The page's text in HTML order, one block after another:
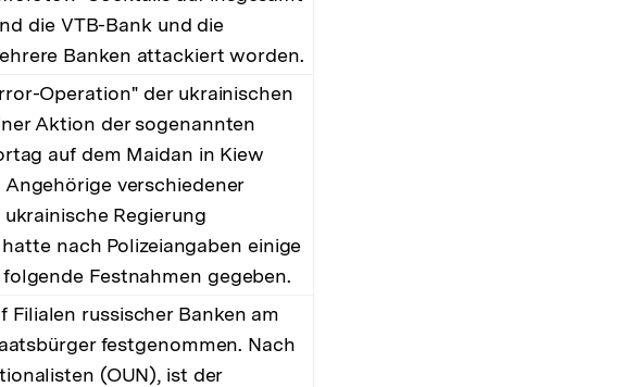
die VTB-Bank und die
Banken attackiert worden.
Operation" der ukrainischen
Aktion der sogenannten
auf dem Maidan in Kiew
verschiedener
Regierung
nach Polizeiangaben einige
Festnahmen gegeben.
russischer Banken am
festgenommen. Nach
(OUN), ist der